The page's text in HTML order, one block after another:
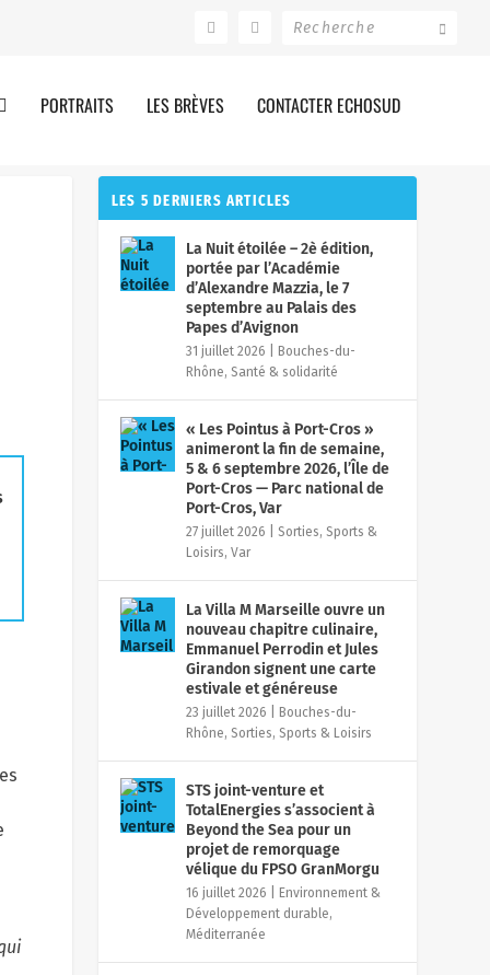
PORTRAITS LES BRÈVES CONTACTER ECHOSUD
LES 5 DERNIERS ARTICLES
La Nuit étoilée – 2è édition,
portée par l’Académie
d’Alexandre Mazzia, le 7
septembre au Palais des
Papes d’Avignon
31 juillet 2026
Bouches-du-
Rhône,Santé & solidarité
« Les Pointus à Port-Cros »
animeront la fin de semaine,
5 & 6 septembre 2026, l’Île de
Port-Cros — Parc national de
Port-Cros, Var
27 juillet 2026 |Sorties, Sports &
Loisirs,Var
La Villa M Marseille ouvre un
nouveau chapitre culinaire,
Emmanuel Perrodin et Jules
Girandon signent une carte
estivale et généreuse
23 juillet 2026
Bouches-du-
Rhône,Sorties, Sports & Loisirs
STS joint-venture et
TotalEnergies s’associent à
Beyond the Sea pour un
projet de remorquage
vélique du FPSO GranMorgu
16 juillet 2026
Environnement &
Développement durable,
Méditerranée